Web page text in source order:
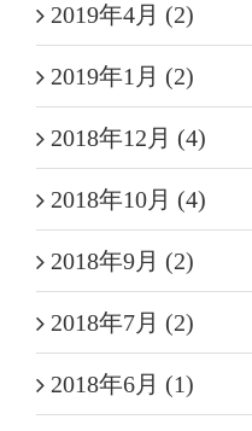
2019年4月 (2)
2019年1月 (2)
2018年12月 (4)
2018年10月 (4)
2018年9月 (2)
2018年7月 (2)
2018年6月 (1)